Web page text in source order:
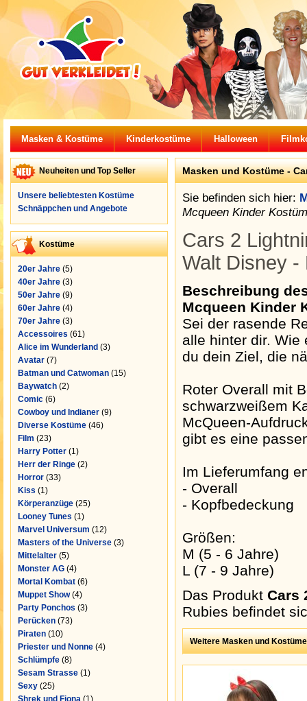
Masken & Kostüme Kinderkostüme Halloween
Neuheiten und Top Seller
Unsere beliebtesten Kostüme
Schnäppchen und Angebote
Kostüme
20er Jahre (5)
40er Jahre (3)
50er Jahre (9)
60er Jahre (4)
70er Jahre (3)
Accessoires (61)
Alice im Wunderland (3)
Avatar (7)
Batman und Catwoman (15)
Baywatch (2)
Comic (6)
Cowboy und Indianer (9)
Diverse Kostüme (46)
Film (23)
Harry Potter (1)
Herr der Ringe (2)
Horror (33)
Kiss (1)
Körperanzüge (25)
Looney Tunes (1)
Marvel Universum (12)
Masters of the Universe (3)
Mittelalter (5)
Monster AG (4)
Mortal Kombat (6)
Muppet Show(4)
Party Ponchos (3)
Perücken (73)
Piraten (10)
Priester und Nonne (4)
Schlümpfe (8)
Sesam Strasse (1)
Sexy (25)
Shrek und Fiona (1)
Masken und Kostüme -
Sie befinden sich hier:
Mcqueen Kinder
Cars 2
Walt Disney -
Beschreibung
Mcqueen Kinder
Sei der rasende
alle hinter dir. Wie
du dein Ziel, die
Roter Overall mit
schwarzweißem
McQueen-
gibt es eine
Im Lieferumfang
- Overall
- Kopfbedeckung
Größen:
M (5 - 6 Jahre)
L (7 - 9 Jahre)
Das Produkt Cars
Rubies befindet
Weitere Masken und